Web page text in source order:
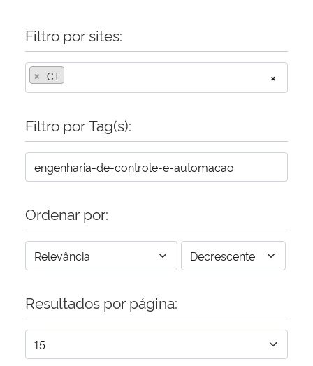
Filtro por sites:
×
× CT
Filtro por Tag(s):
Ordenar por:
Resultados por página: